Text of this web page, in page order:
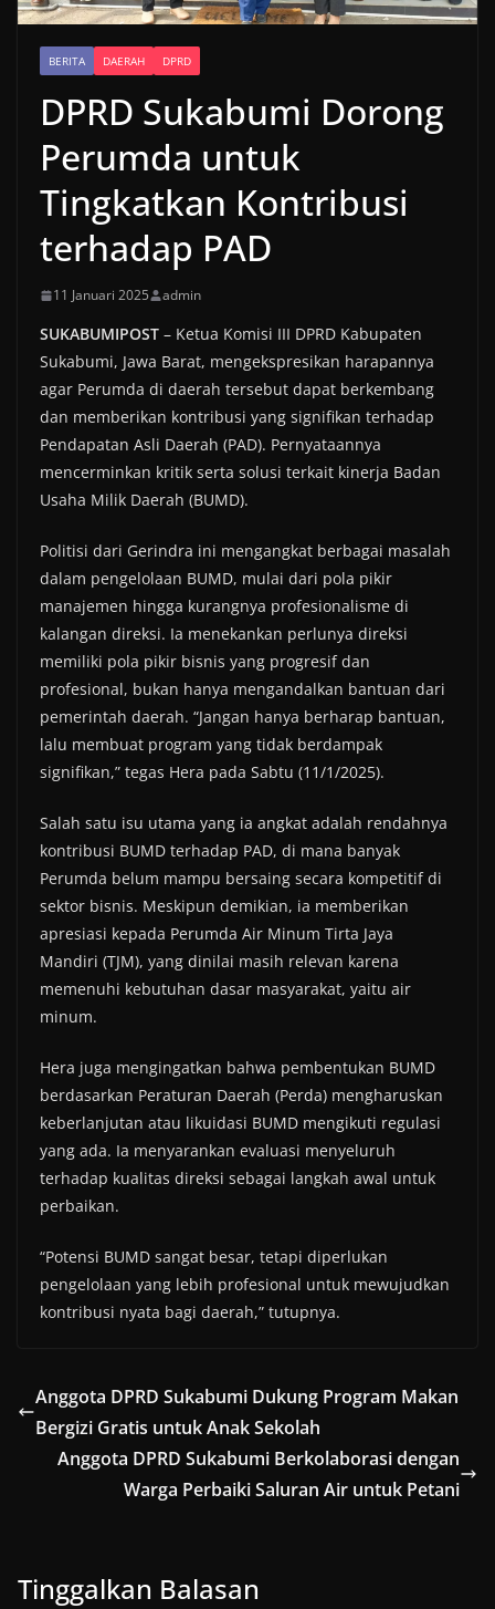
BERITA DAERAH DPRD
DPRD Sukabumi Dorong
Perumda untuk
Tingkatkan Kontribusi
terhadap PAD
11 Januari 2025 admin
SUKABUMIPOST – Ketua Komisi III DPRD Kabupaten
Sukabumi, Jawa Barat, mengekspresikan harapannya
agar Perumda di daerah tersebut dapat berkembang
dan memberikan kontribusi yang signifikan terhadap
Pendapatan Asli Daerah (PAD). Pernyataannya
mencerminkan kritik serta solusi terkait kinerja Badan
Usaha Milik Daerah (BUMD).
Politisi dari Gerindra ini mengangkat berbagai masalah
dalam pengelolaan BUMD, mulai dari pola pikir
manajemen hingga kurangnya profesionalisme di
kalangan direksi. Ia menekankan perlunya direksi
memiliki pola pikir bisnis yang progresif dan
profesional, bukan hanya mengandalkan bantuan dari
pemerintah daerah. “Jangan hanya berharap bantuan,
lalu membuat program yang tidak berdampak
signifikan,” tegas Hera pada Sabtu (11/1/2025).
Salah satu isu utama yang ia angkat adalah rendahnya
kontribusi BUMD terhadap PAD, di mana banyak
Perumda belum mampu bersaing secara kompetitif di
sektor bisnis. Meskipun demikian, ia memberikan
apresiasi kepada Perumda Air Minum Tirta Jaya
Mandiri (TJM), yang dinilai masih relevan karena
memenuhi kebutuhan dasar masyarakat, yaitu air
minum.
Hera juga mengingatkan bahwa pembentukan BUMD
berdasarkan Peraturan Daerah (Perda) mengharuskan
keberlanjutan atau likuidasi BUMD mengikuti regulasi
yang ada. Ia menyarankan evaluasi menyeluruh
terhadap kualitas direksi sebagai langkah awal untuk
perbaikan.
“Potensi BUMD sangat besar, tetapi diperlukan
pengelolaan yang lebih profesional untuk mewujudkan
kontribusi nyata bagi daerah,” tutupnya.
Anggota DPRD Sukabumi Dukung Program Makan
Bergizi Gratis untuk Anak Sekolah
Anggota DPRD Sukabumi Berkolaborasi dengan
Warga Perbaiki Saluran Air untuk Petani
Tinggalkan Balasan